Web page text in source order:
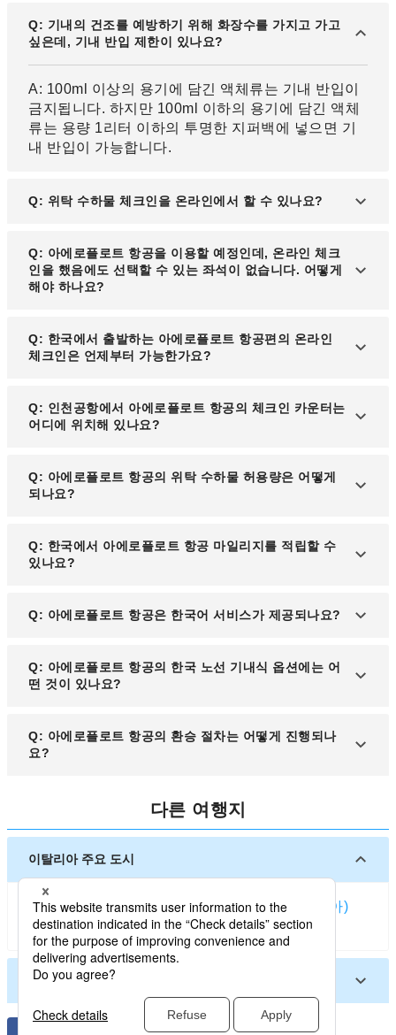
Q: 기내의 건조를 예방하기 위해 화장수를 가지고 가고
싶은데, 기내 반입 제한이 있나요?
A: 100ml 이상의 용기에 담긴 액체류는 기내 반입이
금지됩니다. 하지만 100ml 이하의 용기에 담긴 액체
류는 용량 1리터 이하의 투명한 지퍼백에 넣으면 기
내 반입이 가능합니다.
Q: 위탁 수하물 체크인을 온라인에서 할 수 있나요?
A: 아니요. 위탁 수하물 태그는 특수 프린터로 출력해
야 하므로, 고객님께서 직접 인쇄하실 수 없습니다.
Q: 아에로플로트 항공을 이용할 예정인데, 온라인 체크
인을 했음에도 선택할 수 있는 좌석이 없습니다. 어떻게
해야 하나요?
A: 전 좌석이 만석이 된 것은 아니므로 걱정하지 않으
셔도 됩니다. 온라인 체크인 및 키오스크에서는 일부
Q: 한국에서 출발하는 아에로플로트 항공편의 온라인
체크인은 언제부터 가능한가요?
A: 아에로플로트 항공의 온라인 체크인은 일반적으
로 출발 24시간 전부터 가능합니다. 다만, 출발 공항
Q: 인천공항에서 아에로플로트 항공의 체크인 카운터는
어디에 위치해 있나요?
A: 아에로플로트 항공의 체크인 카운터는 인천국제
공항 제1터미널에 위치하고 있습니다. 정확한 카운터
Q: 아에로플로트 항공의 위탁 수하물 허용량은 어떻게
되나요?
A: 일반적으로 이코노미 클래스는 23kg 1개, 비즈니
스 클래스는 32kg 2개까지 무료 위탁이 가능합니다.
Q: 한국에서 아에로플로트 항공 마일리지를 적립할 수
있나요?
A: 네, 아에로플로트 항공의 마일리지 프로그램인 '아
은 탑승 클래스와 항공권 요금 종류에 따라 달라질 수
있습니다
Q: 아에로플로트 항공은 한국어 서비스가 제공되나요?
A: 네, 인천 출발편에서는 한국어를 구사하는 승무원
이 탑승하는 경우가 많습니다. 또한, 공식 웹사이트
Q: 아에로플로트 항공의 한국 노선 기내식 옵션에는 어
떤 것이 있나요?
A: 인천 출발 노선에서는 일반식 외에도 채식, 할랄,
어린이용 기내식 등 다양한 특별 기내식을 사전 요청
Q: 아에로플로트 항공의 환승 절차는 어떻게 진행되나
요?
A: 모스크바 셰레메티예보 국제공항에서 환승 시, 동
일한 항공사 또는 스카이팀 소속 항공사 이용 시 환승
이 원활하게 이루어집니다. 환승 시간이 짧을 경우 신
속한 환승 절차가 제공될 수 있으므로, 항공권 예약
시 충분한 환승 시간을 확보하는 것이 좋습니다.
다른 여행지
이탈리아 주요 도시
밀라노 (이탈리아)로마베네치아피렌체 (이탈리아)
볼로냐나폴리 (이탈리아)토리노
이탈리아 기타 도시
카프리 섬 팔레르모